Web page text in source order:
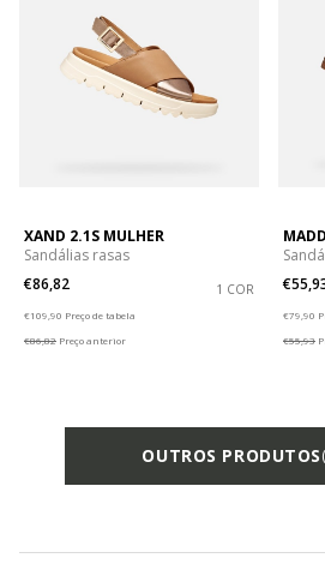
XAND 2.1S MULHER
Sandálias rasas
€86,82
1 COR
€109,90 Preço de tabela
€86,82 Preço anterior
€79,90
€55,93
OUTROS PRODUTOS